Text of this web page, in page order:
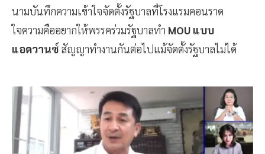
นามบันทึกความเข้าใจจัดตั้งรัฐบาลที่โรงแรมคอนราด
ใจความคืออยากให้พรรคร่วมรัฐบาลทำ MOU แบบ
แอดวานซ์ สัญญาทำงานกันต่อไปแม้จัดตั้งรัฐบาลไม่ได้